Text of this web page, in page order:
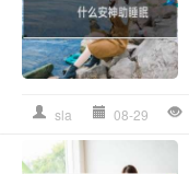
sla 08-29